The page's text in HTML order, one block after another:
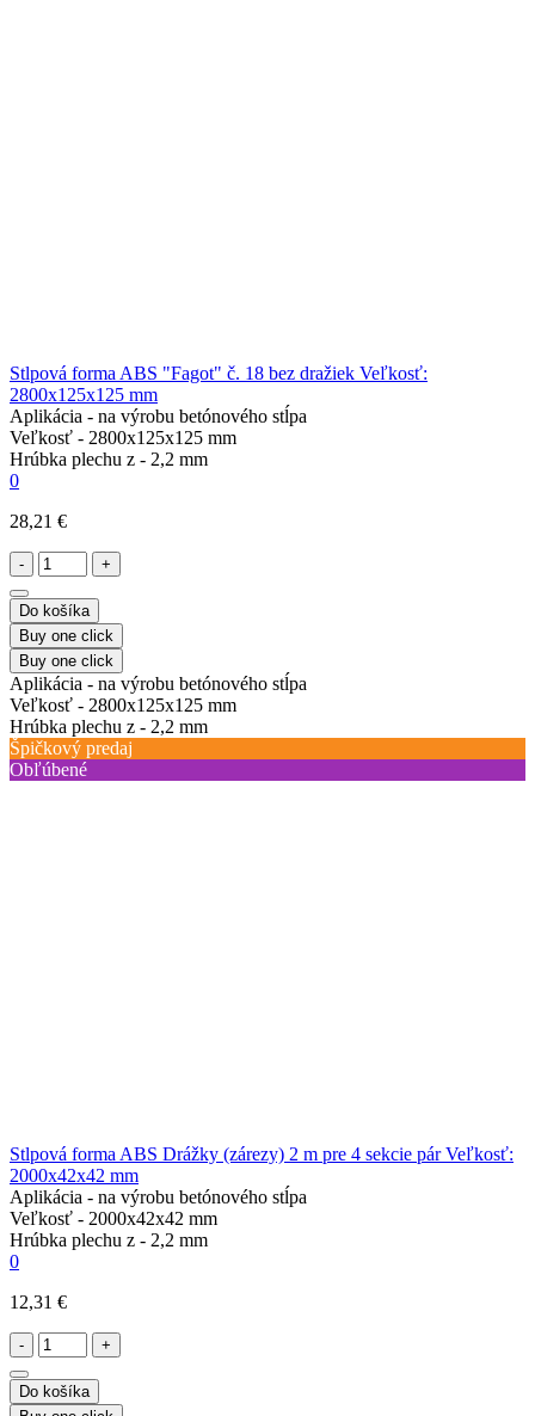
Stlpová forma ABS "Fagot" č. 18 bez dražiek Veľkosť:
2800х125х125 mm
Aplikácia - na výrobu betónového stĺpa
Veľkosť - 2800х125х125 mm
Hrúbka plechu z - 2,2 mm
0
28,21 €
- +
Do košíka
Buy one click
Buy one click
Aplikácia - na výrobu betónového stĺpa
Veľkosť - 2800х125х125 mm
Hrúbka plechu z - 2,2 mm
Špičkový predaj
Obľúbené
Stlpová forma ABS Drážky (zárezy) 2 m pre 4 sekcie pár Veľkosť:
2000х42х42 mm
Aplikácia - na výrobu betónového stĺpa
Veľkosť - 2000х42х42 mm
Hrúbka plechu z - 2,2 mm
0
12,31 €
- +
Do košíka